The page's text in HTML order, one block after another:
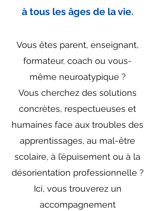
à tous les âges de la vie.
Vous êtes parent, enseignant,
formateur, coach ou vous-
même neuroatypique ?
Vous cherchez des solutions
concrètes, respectueuses et
humaines face aux troubles des
apprentissages, au mal-être
scolaire, à l’épuisement ou à la
désorientation professionnelle ?
Ici, vous trouverez un
accompagnement